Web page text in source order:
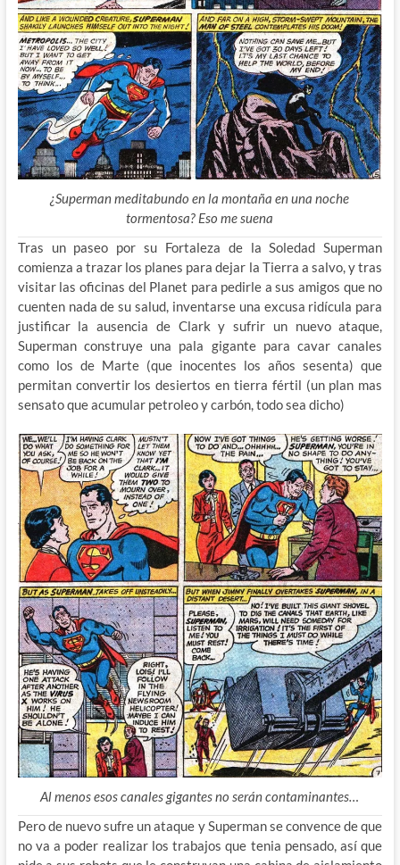
¿Superman meditabundo en la montaña en una noche
tormentosa? Eso me suena
Tras un paseo por su Fortaleza de la Soledad Superman
comienza a trazar los planes para dejar la Tierra a salvo, y tras
visitar las oficinas del Planet para pedirle a sus amigos que no
cuenten nada de su salud, inventarse una excusa ridícula para
justificar la ausencia de Clark y sufrir un nuevo ataque,
Superman construye una pala gigante para cavar canales
como los de Marte (que inocentes los años sesenta) que
permitan convertir los desiertos en tierra fértil (un plan mas
sensato que acumular petroleo y carbón, todo sea dicho)
Al menos esos canales gigantes no serán contaminantes…
Pero de nuevo sufre un ataque y Superman se convence de que
no va a poder realizar los trabajos que tenia pensado, así que